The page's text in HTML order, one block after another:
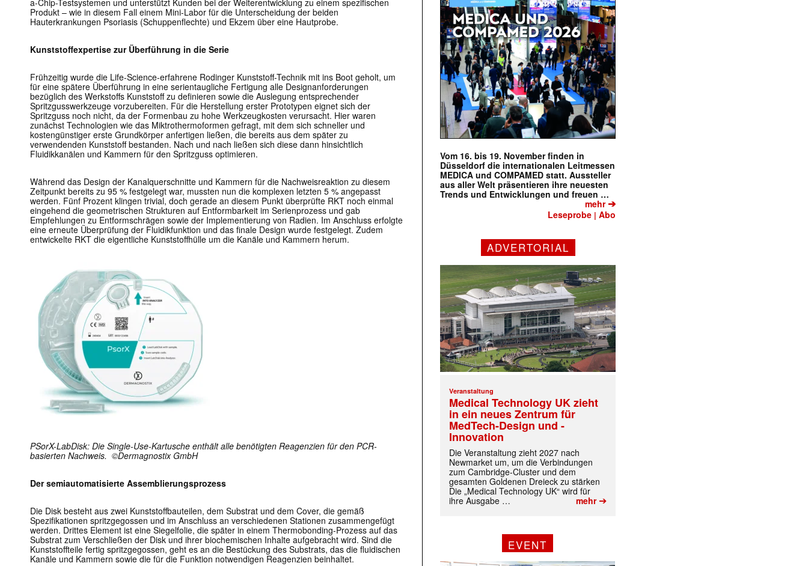
a-Chip-Testsystemen und unterstützt Kunden bei der Weiterentwicklung zu einem spezifischen
Produkt – wie in diesem Fall einem Mini-Labor für die Unterscheidung der beiden
Hauterkrankungen Psoriasis (Schuppenflechte) und Ekzem über eine Hautprobe.
Kunststoffexpertise zur Überführung in die Serie
Frühzeitig wurde die Life-Science-erfahrene Rodinger Kunststoff-Technik mit ins Boot geholt, um
für eine spätere Überführung in eine serientaugliche Fertigung alle Designanforderungen
bezüglich des Werkstoffs Kunststoff zu definieren sowie die Auslegung entsprechender
Spritzgusswerkzeuge vorzubereiten. Für die Herstellung erster Prototypen eignet sich der
Spritzguss noch nicht, da der Formenbau zu hohe Werkzeugkosten verursacht. Hier waren
zunächst Technologien wie das Miktrothermoformen gefragt, mit dem sich schneller und
kostengünstiger erste Grundkörper anfertigen ließen, die bereits aus dem später zu
verwendenden Kunststoff bestanden. Nach und nach ließen sich diese dann hinsichtlich
Fluidikkanälen und Kammern für den Spritzguss optimieren.
Während das Design der Kanalquerschnitte und Kammern für die Nachweisreaktion zu diesem
Zeitpunkt bereits zu 95 % festgelegt war, mussten nun die komplexen letzten 5 % angepasst
werden. Fünf Prozent klingen trivial, doch gerade an diesem Punkt überprüfte RKT noch einmal
eingehend die geometrischen Strukturen auf Entformbarkeit im Serienprozess und gab
Empfehlungen zu Entformschrägen sowie der Implementierung von Radien. Im Anschluss erfolgte
eine erneute Überprüfung der Fluidikfunktion und das finale Design wurde festgelegt. Zudem
entwickelte RKT die eigentliche Kunststoffhülle um die Kanäle und Kammern herum.
PSorX-LabDisk: Die Single-Use-Kartusche enthält alle benötigten Reagenzien für den PCR-
basierten Nachweis. ©Dermagnostix GmbH
Der semiautomatisierte Assemblierungsprozess
Die Disk besteht aus zwei Kunststoffbauteilen, dem Substrat und dem Cover, die gemäß
Spezifikationen spritzgegossen und im Anschluss an verschiedenen Stationen zusammengefügt
werden. Drittes Element ist eine Siegelfolie, die später in einem Thermobonding-Prozess auf das
Substrat zum Verschließen der Disk und ihrer biochemischen Inhalte aufgebracht wird. Sind die
Kunststoffteile fertig spritzgegossen, geht es an die Bestückung des Substrats, das die fluidischen
Kanäle und Kammern sowie die für die Funktion notwendigen Reagenzien beinhaltet.
Vom 16. bis 19. November finden in
Düsseldorf die internationalen Leitmessen
MEDICA und COMPAMED statt. Aussteller
aus aller Welt präsentieren ihre neuesten
Trends und Entwicklungen und freuen …
mehr➔
Leseprobe |Abo
ADVERTORIAL
Veranstaltung
Medical Technology UK zieht
in ein neues Zentrum für
MedTech-Design und -
Innovation
Die Veranstaltung zieht 2027 nach
Newmarket um, um die Verbindungen
zum Cambridge-Cluster und dem
gesamten Goldenen Dreieck zu stärken
Die „Medical Technology UK“ wird für
ihre Ausgabe …
mehr➔
EVENT